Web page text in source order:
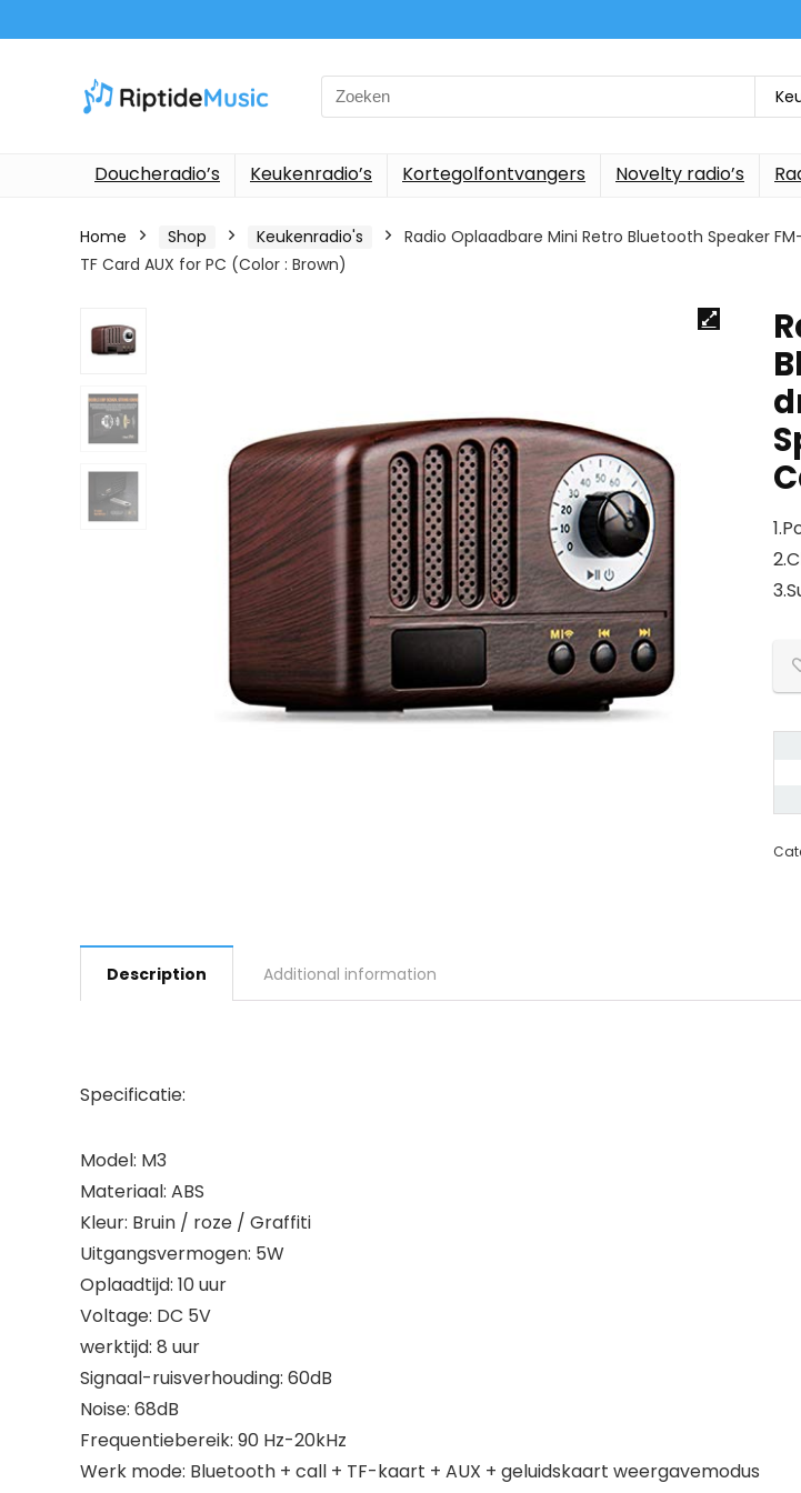
Search
for:
Doucheradio’s Keukenradio’s Kortegolfontvangers Novelty radio’s
Home Shop Keukenradio's
Radio Oplaadbare Mini Retro Bluetooth Speaker
TF Card AUX for PC (Color : Brown)
Description Additional information
Specificatie:
Model: M3
Materiaal: ABS
Kleur: Bruin / roze / Graffiti
Uitgangsvermogen: 5W
Oplaadtijd: 10 uur
Voltage: DC 5V
werktijd: 8 uur
Signaal-ruisverhouding: 60dB
Noise: 68dB
Frequentiebereik: 90 Hz-20kHz
Werk mode: Bluetooth + call + TF-kaart + AUX + geluidskaart weergavemodus